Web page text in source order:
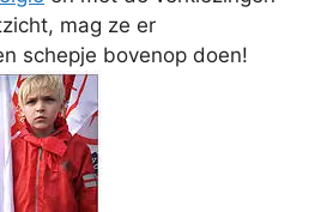
mag ze er
schepje bovenop doen!